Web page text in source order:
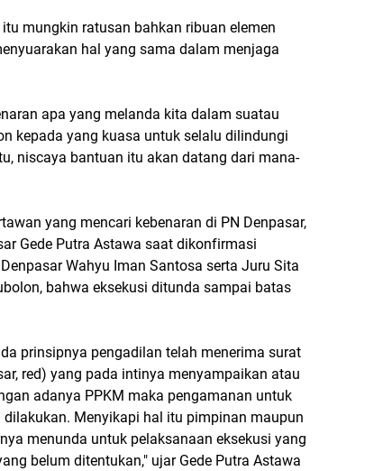
mungkin ratusan bahkan ribuan elemen
hal yang sama dalam menjaga
apa yang melanda kita dalam suatau
kepada yang kuasa untuk selalu dilindungi
niscaya bantuan itu akan datang dari mana-
yang mencari kebenaran di PN Denpasar,
Gede Putra Astawa saat dikonfirmasi
Wahyu Iman Santosa serta Juru Sita
bahwa eksekusi ditunda sampai batas
prinsipnya pengadilan telah menerima surat
red) yang pada intinya menyampaikan atau
adanya PPKM maka pengamanan untuk
Menyikapi hal itu pimpinan maupun
menunda untuk pelaksanaan eksekusi yang
belum ditentukan," ujar Gede Putra Astawa